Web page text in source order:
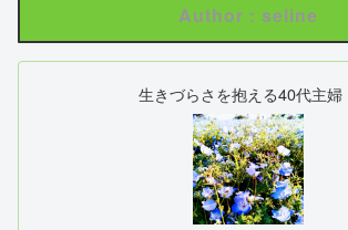
Author : seline
生きづらさを抱える40代主婦